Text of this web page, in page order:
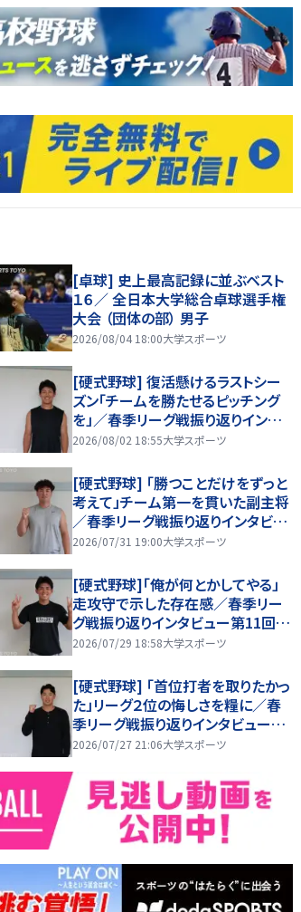
[卓球] 史上最高記録に並ぶベスト
１６／ 全日本大学総合卓球選手権
大会 （団体の部） 男子
2026/08/04 18:00大学スポーツ
[硬式野球] 復活懸けるラストシー
ズン「チームを勝たせるピッチング
を」／春季リーグ戦振り返りインタ
ビュー第15回・大坪廉
2026/08/02 18:55大学スポーツ
[硬式野球] 「勝つことだけをずっと
考えて」チーム第一を貫いた副主将
／春季リーグ戦振り返りインタビュ
ー第13回・中村瑠斗
2026/07/31 19:00大学スポーツ
[硬式野球]「俺が何とかしてやる」
走攻守で示した存在感／春季リー
グ戦振り返りインタビュー第11回・
大城戸陸琥
2026/07/29 18:58大学スポーツ
[硬式野球] 「首位打者を取りたかっ
た」リーグ２位の悔しさを糧に／春
季リーグ戦振り返りインタビュー第
９回・冨安海来
2026/07/27 21:06大学スポーツ